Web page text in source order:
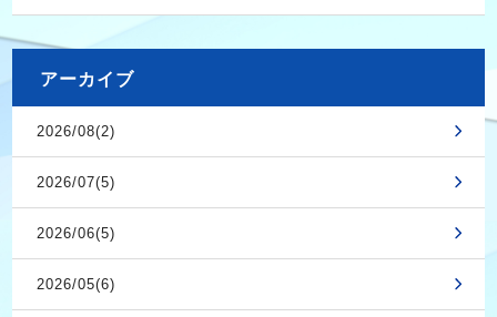
アーカイブ
2026/08(2)
2026/07(5)
2026/06(5)
2026/05(6)